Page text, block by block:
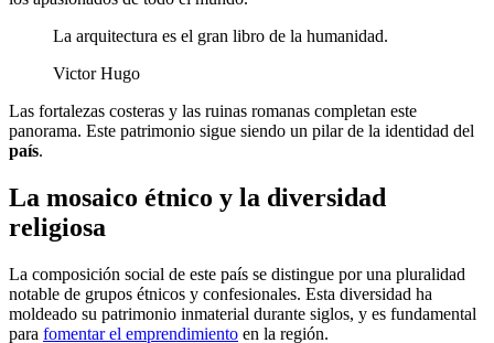
La arquitectura es el gran libro de la humanidad.
Victor Hugo
Las fortalezas costeras y las ruinas romanas completan este
panorama. Este patrimonio sigue siendo un pilar de la identidad del
país.
La mosaico étnico y la diversidad
religiosa
La composición social de este país se distingue por una pluralidad
notable de grupos étnicos y confesionales. Esta diversidad ha
moldeado su patrimonio inmaterial durante siglos, y es fundamental
para fomentar el emprendimiento en la región.